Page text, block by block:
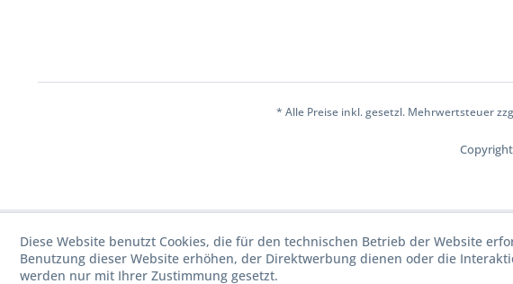
* Alle Preise inkl. gesetzl. Mehrwertsteuer
Diese Website benutzt Cookies, die für den technischen Betrieb der Website
Benutzung dieser Website erhöhen, der Direktwerbung dienen oder die
werden nur mit Ihrer Zustimmung gesetzt.